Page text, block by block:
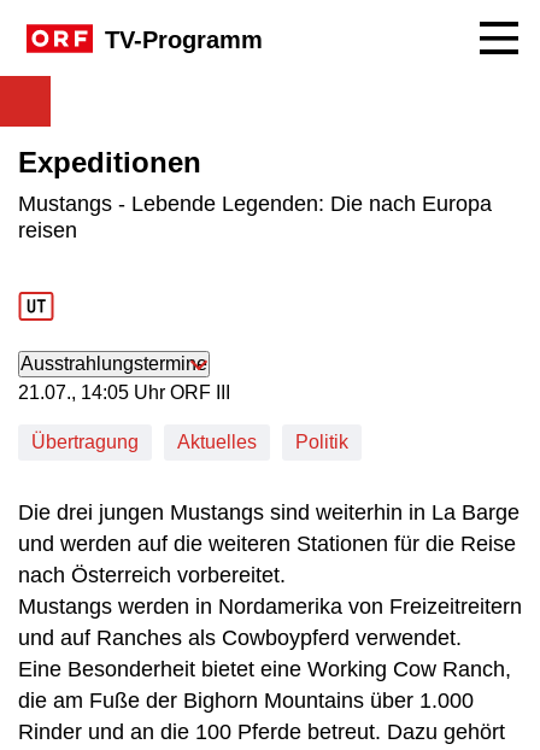
TV-Programm
Expeditionen
Mustangs - Lebende Legenden: Die nach Europa
reisen
Ausstrahlungstermine
21. Juli, 14:05 Uhr in ORF III
21.07., 14:05 Uhr ORF III
Übertragung Aktuelles Politik
Die drei jungen Mustangs sind weiterhin in La Barge
und werden auf die weiteren Stationen für die Reise
nach Österreich vorbereitet.
Mustangs werden in Nordamerika von Freizeitreitern
und auf Ranches als Cowboypferd verwendet.
Eine Besonderheit bietet eine Working Cow Ranch,
die am Fuße der Bighorn Mountains über 1.000
Rinder und an die 100 Pferde betreut. Dazu gehört